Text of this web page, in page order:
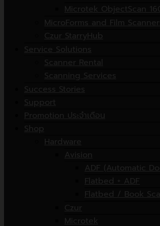
Microtek ObjectScan
MicroForms and Film
Czur StarryHub
Service Solutions
Scanner Rental
Scanning Services
Success Stories
Support
Promotion ประจำเดือน
Shop
Hardware
Avision
ADF (Automatic
Flatbed + ADF
Flatbed / Book
Czur
Microtek